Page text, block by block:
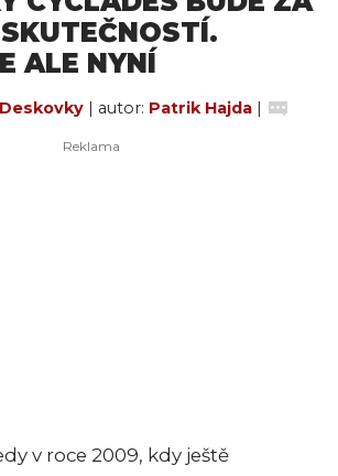
ALE NYNÍ
Deskovky | autor: Patrik Hajda |
v roce 2009, kdy ještě